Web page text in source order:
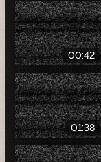
00:42
01:38